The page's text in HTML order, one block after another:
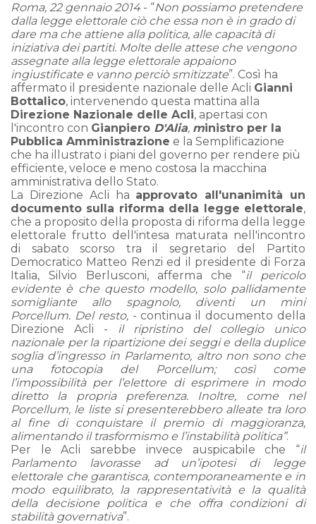
Roma, 22 gennaio 2014 - “Non possiamo pretendere
dalla legge elettorale ciò che essa non è in grado di
dare ma che attiene alla politica, alle capacità di
iniziativa dei partiti. Molte delle attese che vengono
assegnate alla legge elettorale appaiono
ingiustificate e vanno perciò smitizzate”. Così ha
affermato il presidente nazionale delle Acli Gianni
Bottalico, intervenendo questa mattina alla
Direzione Nazionale delle Acli, apertasi con
l'incontro con Gianpiero D'Alia, ministro per la
Pubblica Amministrazione e la Semplificazione
che ha illustrato i piani del governo per rendere più
efficiente, veloce e meno costosa la macchina
amministrativa dello Stato.
La Direzione Acli ha approvato all'unanimità un
documento sulla riforma della legge elettorale,
che a proposito della proposta di riforma della legge
elettorale frutto dell'intesa maturata nell'incontro
di sabato scorso tra il segretario del Partito
Democratico Matteo Renzi ed il presidente di Forza
Italia, Silvio Berlusconi, afferma che “il pericolo
evidente è che questo modello, solo pallidamente
somigliante allo spagnolo, diventi un mini
Porcellum. Del resto,- continua il documento della
Direzione Acli - il ripristino del collegio unico
nazionale per la ripartizione dei seggi e della duplice
soglia d’ingresso in Parlamento, altro non sono che
una fotocopia del Porcellum; così come
l’impossibilità per l’elettore di esprimere in modo
diretto la propria preferenza. Inoltre, come nel
Porcellum, le liste si presenterebbero alleate tra loro
al fine di conquistare il premio di maggioranza,
alimentando il trasformismo e l’instabilità politica”.
Per le Acli sarebbe invece auspicabile che “il
Parlamento lavorasse ad un’ipotesi di legge
elettorale che garantisca, contemporaneamente e in
modo equilibrato, la rappresentatività e la qualità
della decisione politica e che offra condizioni di
stabilità governativa”.